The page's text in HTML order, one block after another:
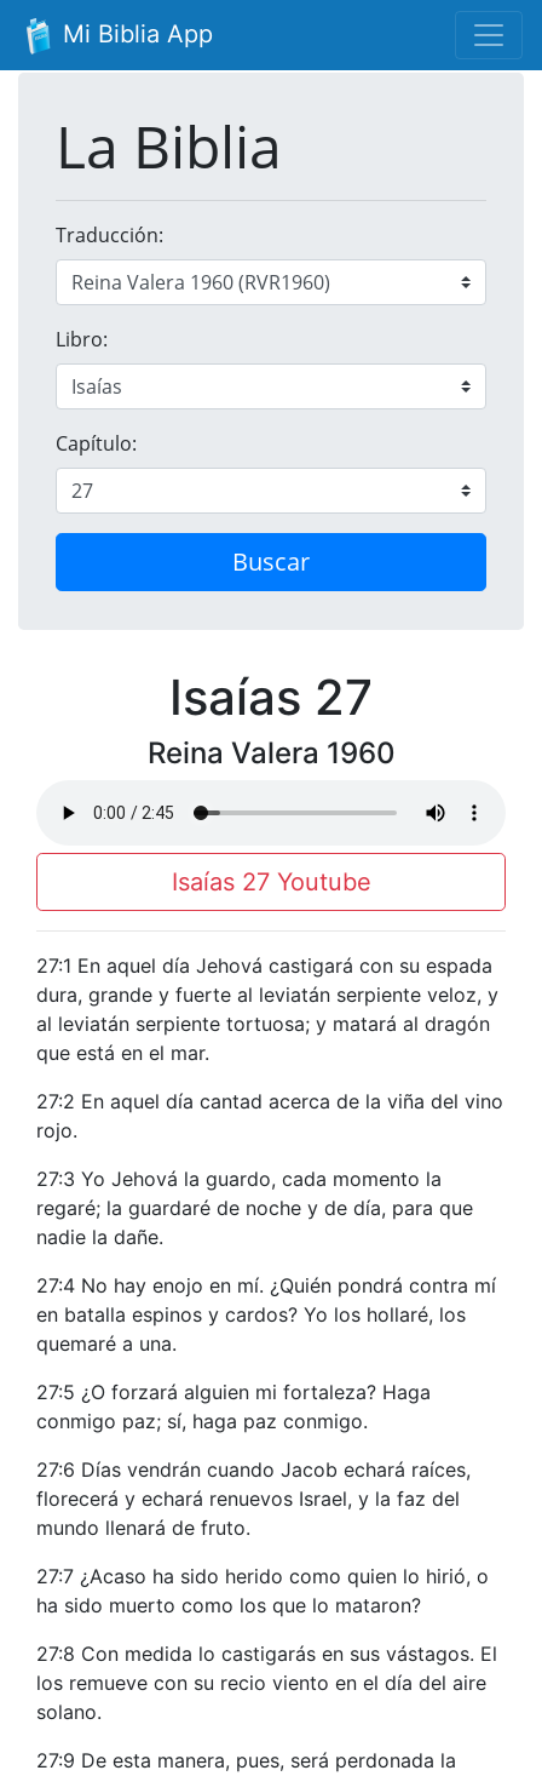
Mi Biblia App
La Biblia
Traducción:
Libro:
Capítulo:
Buscar
Isaías 27
Reina Valera 1960
Isaías 27 Youtube
27:1 En aquel día Jehová castigará con su espada
dura, grande y fuerte al leviatán serpiente veloz, y
al leviatán serpiente tortuosa; y matará al dragón
que está en el mar.
27:2 En aquel día cantad acerca de la viña del vino
rojo.
27:3 Yo Jehová la guardo, cada momento la
regaré; la guardaré de noche y de día, para que
nadie la dañe.
27:4 No hay enojo en mí. ¿Quién pondrá contra mí
en batalla espinos y cardos? Yo los hollaré, los
quemaré a una.
27:5 ¿O forzará alguien mi fortaleza? Haga
conmigo paz; sí, haga paz conmigo.
27:6 Días vendrán cuando Jacob echará raíces,
florecerá y echará renuevos Israel, y la faz del
mundo llenará de fruto.
27:7 ¿Acaso ha sido herido como quien lo hirió, o
ha sido muerto como los que lo mataron?
27:8 Con medida lo castigarás en sus vástagos. El
los remueve con su recio viento en el día del aire
solano.
27:9 De esta manera, pues, será perdonada la